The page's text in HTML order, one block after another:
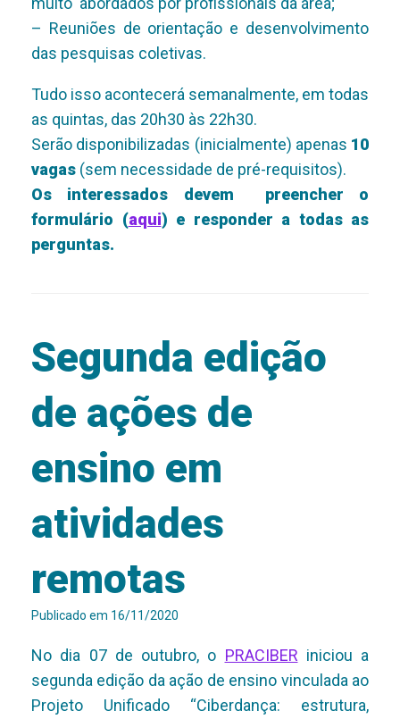
– Reuniões de orientação e desenvolvimento
das pesquisas coletivas.
Tudo isso acontecerá semanalmente, em todas
as quintas, das 20h30 às 22h30.
Serão disponibilizadas (inicialmente) apenas 10
vagas (sem necessidade de pré-requisitos).
Os interessados devem preencher o
formulário (aqui) e responder a todas as
perguntas.
Segunda edição
de ações de
ensino em
atividades
remotas
Publicado em 16/11/2020
No dia 07 de outubro, o PRACIBER iniciou a
segunda edição da ação de ensino vinculada ao
Projeto Unificado “Ciberdança: estrutura,